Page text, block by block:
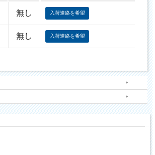
無し 入荷連絡を希望
無し 入荷連絡を希望